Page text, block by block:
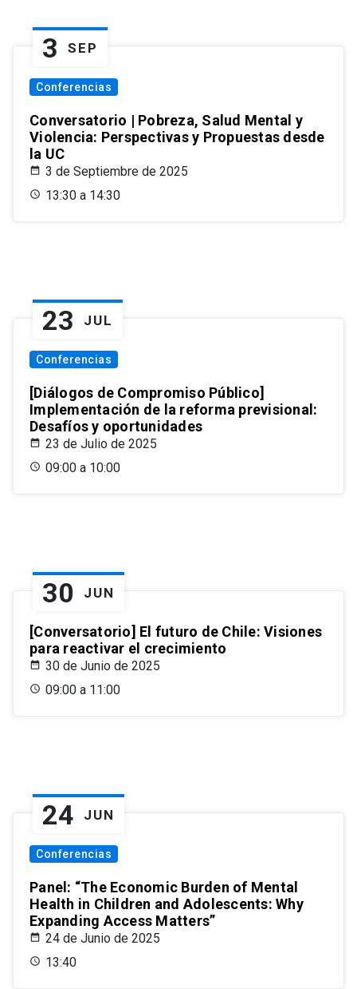
3 SEP
Conferencias
Conversatorio | Pobreza, Salud Mental y
Violencia: Perspectivas y Propuestas desde
la UC
3 de Septiembre de 2025
13:30 a 14:30
23 JUL
Conferencias
[Diálogos de Compromiso Público]
Implementación de la reforma previsional:
Desafíos y oportunidades
23 de Julio de 2025
09:00 a 10:00
30 JUN
[Conversatorio] El futuro de Chile: Visiones
para reactivar el crecimiento
30 de Junio de 2025
09:00 a 11:00
24 JUN
Conferencias
Panel: “The Economic Burden of Mental
Health in Children and Adolescents: Why
Expanding Access Matters”
24 de Junio de 2025
13:40